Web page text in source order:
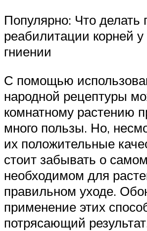
Популярно: Что делать
реабилитации корней у
гниении
С помощью
народной рецептуры
комнатному растению
много пользы. Но,
их положительные
стоит забывать о самом
необходимом для
правильном уходе.
применение этих
потрясающий